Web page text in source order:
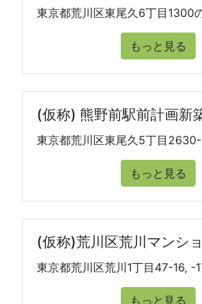
東京都荒川区東尾久6丁目1300
もっと見る
(仮称) 熊野前駅前計画新
東京都荒川区東尾久5丁目
もっと見る
(仮称)荒川区荒川マンシ
東京都荒川区荒川1丁目47-16, -
もっと見る